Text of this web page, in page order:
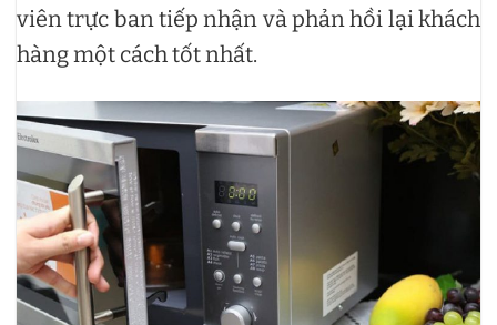
viên trực ban tiếp nhận và phản hồi lại khách
hàng một cách tốt nhất.